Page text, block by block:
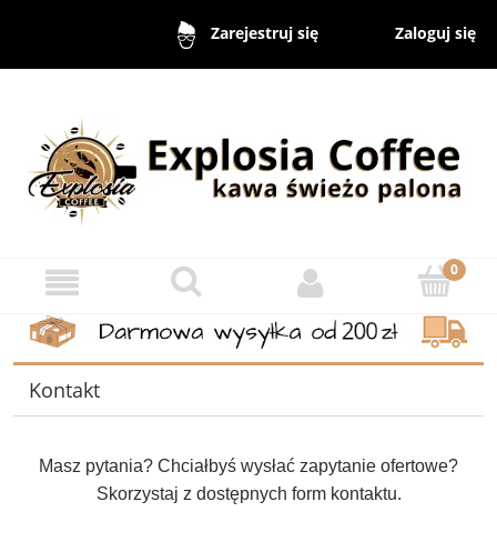
Zarejestruj się Zaloguj się
Kontakt
Masz pytania? Chciałbyś wysłać zapytanie ofertowe?
Skorzystaj z dostępnych form kontaktu.